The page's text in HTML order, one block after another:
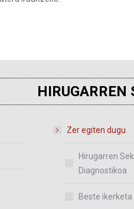
HIRUGARREN
Zer egiten dugu
Hirugarren
Diagnostikoa
Beste